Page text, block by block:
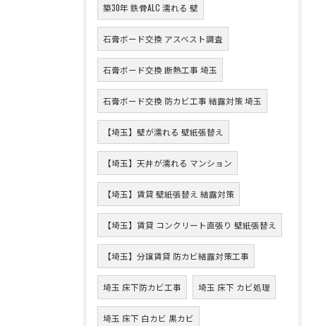
築30年 鉄骨ALC 濡れる 壁
石膏ボード交換 アスベスト調査
石膏ボード交換 断熱工事 埼玉
石膏ボード交換 防カビ工事 結露対策 埼玉
【埼玉】壁が濡れる 壁紙張替え
【埼玉】天井が濡れる マンション
【埼玉】賃貸 壁紙張替え 結露対策
【埼玉】賃貸 コンクリート直張り 壁紙張替え
【埼玉】分譲賃貸 防カビ結露対策工事
埼玉 床下防カビ工事 埼玉 床下 カビ処理
埼玉 床下 白カビ 黒カビ